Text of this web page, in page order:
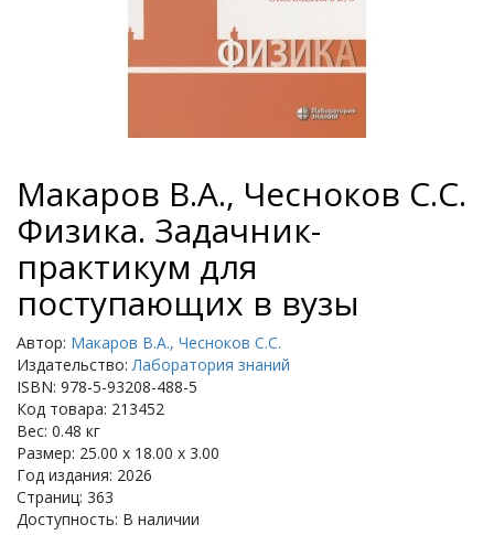
Макаров В.А., Чесноков С.С.
Физика. Задачник-
практикум для
поступающих в вузы
Автор: Макаров В.А., Чесноков С.С.
Издательство:Лаборатория знаний
ISBN: 978-5-93208-488-5
Код товара: 213452
Вес: 0.48 кг
Размер: 25.00 x 18.00 x 3.00
Год издания: 2026
Страниц: 363
Доступность: В наличии